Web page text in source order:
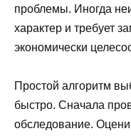
проблемы. Иногда
характер и требует
экономически
Простой алгоритм
быстро. Сначала
обследование.